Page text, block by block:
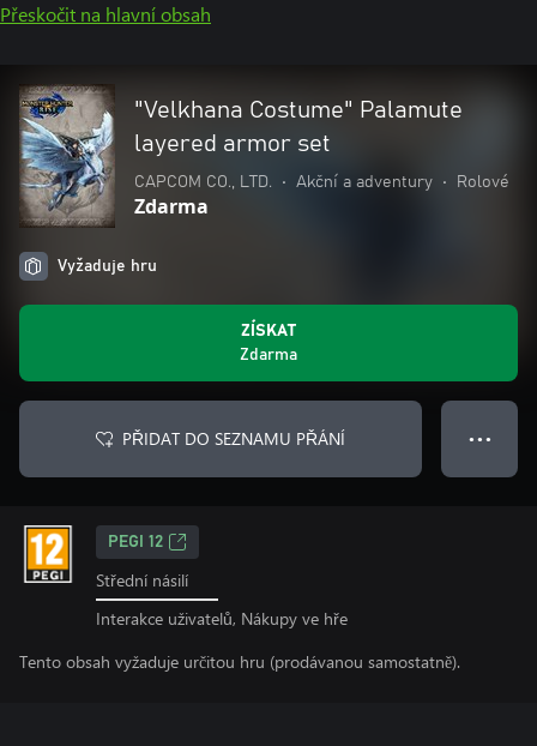
Přeskočit na hlavní obsah
"Velkhana Costume" Palamute
layered armor set
CAPCOM CO., LTD. • Akční a adventury • Rolové
Zdarma
Vyžaduje hru
ZÍSKAT
Zdarma
PŘIDAT DO SEZNAMU PŘÁNÍ ● ● ●
PEGI 12
Střední násilí
Interakce uživatelů, Nákupy ve hře
Tento obsah vyžaduje určitou hru (prodávanou samostatně).